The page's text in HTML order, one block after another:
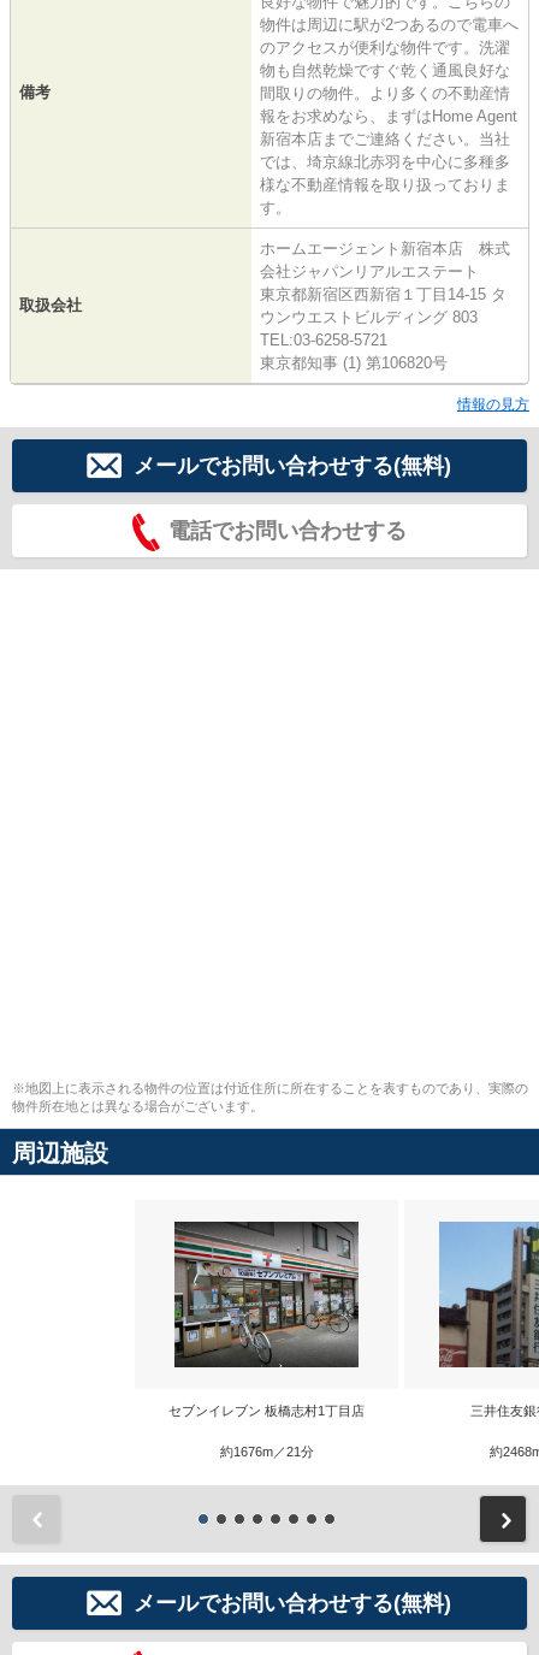
備考
物件は周辺に駅が2つあるので電車へ
のアクセスが便利な物件です。洗濯
物も自然乾燥ですぐ乾く通風良好な
間取りの物件。より多くの不動産情
報をお求めなら、まずはHome Agent
新宿本店までご連絡ください。当社
では、埼京線北赤羽を中心に多種多
様な不動産情報を取り扱っておりま
す。
取扱会社
ホームエージェント新宿本店 株式
会社ジャパンリアルエステート
東京都新宿区西新宿１丁目14-15 タ
ウンウエストビルディング 803
TEL:03-6258-5721
東京都知事 (1) 第106820号
情報の見方
メールでお問い合わせする(無料)
電話でお問い合わせする
※地図上に表示される物件の位置は付近住所に所在することを表すものであり、実際の
物件所在地とは異なる場合がございます。
周辺施設
セブンイレブン 板橋志村1丁目店
約1676m／21分
三井住友
約
メールでお問い合わせする(無料)